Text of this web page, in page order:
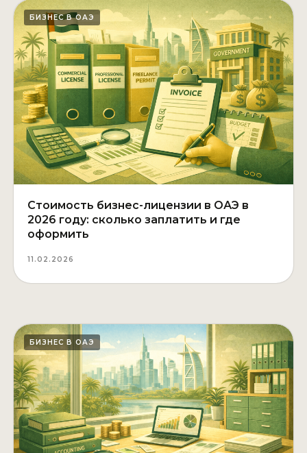
БИЗНЕС В ОАЭ
Стоимость бизнес-лицензии в ОАЭ в
2026 году: сколько заплатить и где
оформить
11.02.2026
БИЗНЕС В ОАЭ